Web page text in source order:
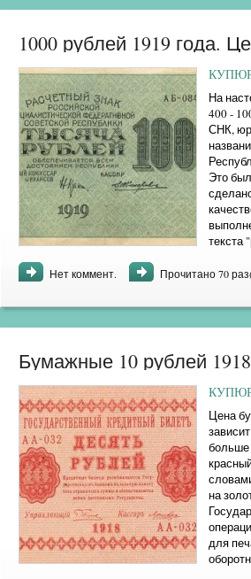
1000 рублей 1919 года.
На
400 -
СНК,
Это
текста
Нет коммент. Прочитано 70
Бумажные 10 рублей
Цена
больше
на
для